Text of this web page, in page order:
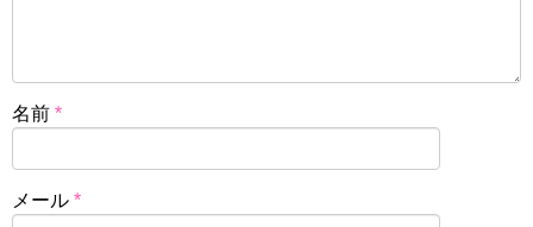
名前 *
メール *